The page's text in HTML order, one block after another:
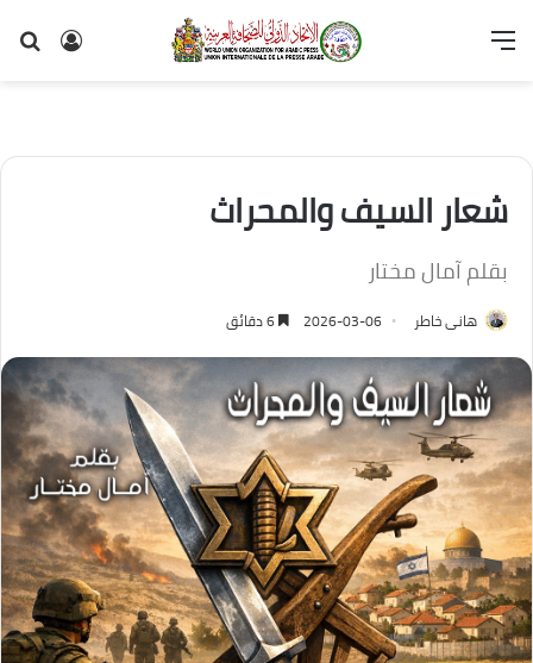
تسجيل
القائمة
شعار السيف والمحراث
بقلم آمال مختار
هانى خاطر 2026-03-06